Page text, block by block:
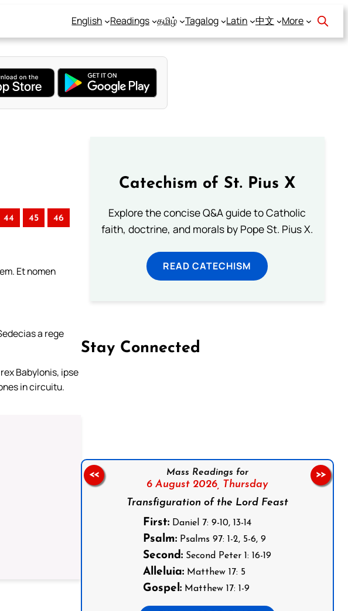
English Readings தமிழ் Tagalog Latin 中文 More
44 45 46
Et nomen
a rege
Babylonis, ipse
in circuitu.
Catechism of St. Pius X
Explore the concise Q&A guide to Catholic
faith, doctrine, and morals by Pope St. Pius X.
READ CATECHISM
Stay Connected
Mass Readings for
6 August 2026, Thursday
Transfiguration of the Lord Feast
First: Daniel 7: 9-10, 13-14
Psalm: Psalms 97: 1-2, 5-6, 9
Second: Second Peter 1: 16-19
Alleluia: Matthew 17: 5
Gospel: Matthew 17: 1-9
<< >>